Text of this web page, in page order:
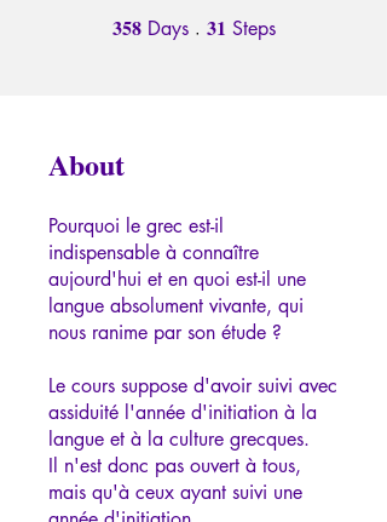
358 Days 358 Days
31 Steps
About
Pourquoi le grec est-il
indispensable à connaître
aujourd'hui et en quoi est-il une
langue absolument vivante, qui
nous ranime par son étude ?
Le cours suppose d'avoir suivi avec
assiduité l'année d'initiation à la
langue et à la culture grecques.
Il n'est donc pas ouvert à tous,
mais qu'à ceux ayant suivi une